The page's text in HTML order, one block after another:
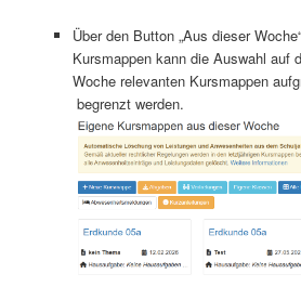
Über den Button „Aus dieser
Kursmappen kann die Auswahl auf
Woche relevanten Kursmappen
begrenzt werden.